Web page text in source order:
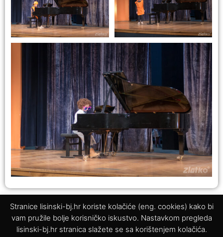
PRETHODNO
POVRATAK BETMENA U DARUVAR
SLJEDEĆE
16. Međunarodno takmičenje Davorin Jenko
Stranice lisinski-bj.hr koriste kolačiće (eng. cookies) kako bi
vam pružile bolje korisničko iskustvo. Nastavkom pregleda
lisinski-bj.hr stranica slažete se sa korištenjem kolačića.